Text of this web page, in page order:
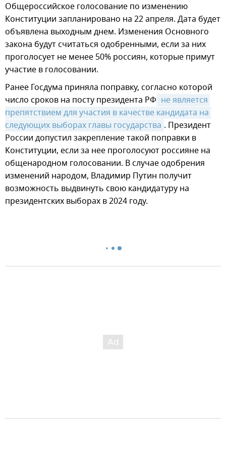
Общероссийское голосование по изменению
Конституции запланировано на 22 апреля. Дата будет
объявлена выходным днем. Изменения Основного
закона будут считаться одобренными, если за них
проголосует не менее 50% россиян, которые примут
участие в голосовании.
Ранее Госдума приняла поправку, согласно которой
число сроков на посту президента РФ не является
препятствием для участия в качестве кандидата на
следующих выборах главы государства . Президент
России допустил закрепление такой поправки в
Конституции, если за нее проголосуют россияне на
общенародном голосовании. В случае одобрения
изменений народом, Владимир Путин получит
возможность выдвинуть свою кандидатуру на
президентских выборах в 2024 году.